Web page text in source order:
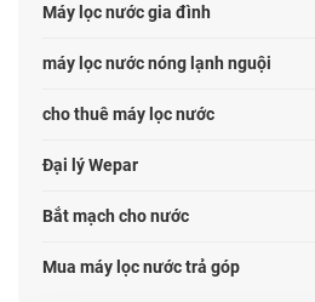
Máy lọc nước gia đình
máy lọc nước nóng lạnh nguội
cho thuê máy lọc nước
Đại lý Wepar
Bắt mạch cho nước
Mua máy lọc nước trả góp